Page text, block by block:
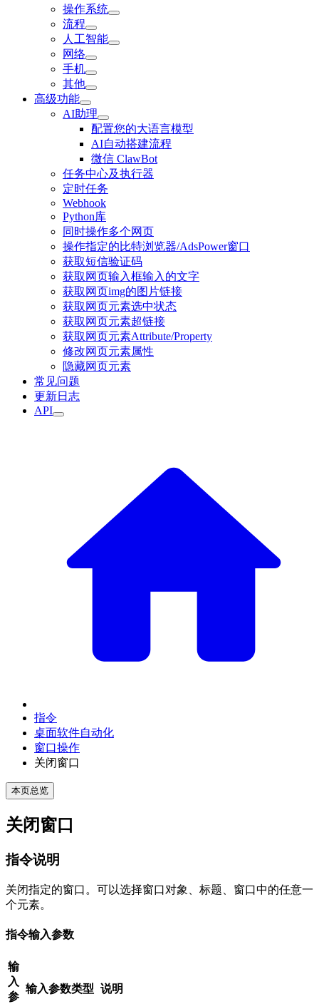
操作系统
流程
人工智能
网络
手机
其他
高级功能
AI助理
配置您的大语言模型
AI自动搭建流程
微信 ClawBot
任务中心及执行器
定时任务
Webhook
Python库
同时操作多个网页
操作指定的比特浏览器/AdsPower窗口
获取短信验证码
获取网页输入框输入的文字
获取网页img的图片链接
获取网页元素选中状态
获取网页元素超链接
获取网页元素Attribute/Property
修改网页元素属性
隐藏网页元素
常见问题
更新日志
API
指令
桌面软件自动化
窗口操作
关闭窗口
本页总览
关闭窗口
指令说明
关闭指定的窗口。可以选择窗口对象、标题、窗口中的任意一
个元素。
指令输入参数
输
入
参
输入参数类型 说明